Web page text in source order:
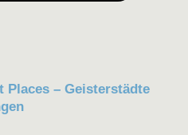
Places – Geisterstädte